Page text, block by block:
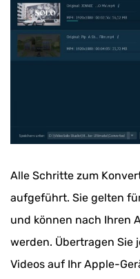
Alle Schritte zum
aufgeführt. Sie gelten
und können nach Ihren
werden. Übertragen Sie
Videos auf Ihr Apple-